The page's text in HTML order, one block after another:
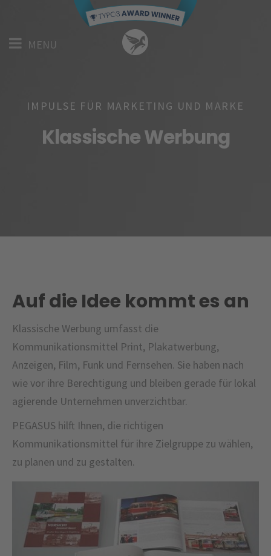
mainMenuMENU
IMPULSE FÜR MARKETING UND MARKE
Klassische Werbung
Auf die Idee kommt es an
Klassische Werbung umfasst die
Kommunikationsmittel Print, Plakatwerbung,
Anzeigen, Film, Funk und Fernsehen. Sie haben nach
wie vor ihre Berechtigung und bleiben gerade für lokal
agierende Unternehmen unverzichtbar.
PEGASUS hilft Ihnen, die richtigen
Kommunikationsmittel für ihre Zielgruppe zu wählen,
zu planen und zu gestalten.